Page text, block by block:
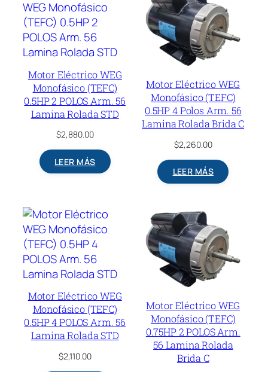
Motor Eléctrico WEG
Monofásico (TEFC)
0.5HP 2 POLOS Arm. 56
Lamina Rolada STD
$2,880.00
LEER MÁS
Motor Eléctrico WEG
Monofásico (TEFC)
0.5HP 4 Polos Arm. 56
Lamina Rolada Brida C
$2,260.00
LEER MÁS
Motor Eléctrico WEG
Monofásico (TEFC)
0.5HP 4 POLOS Arm. 56
Lamina Rolada STD
$2,110.00
Motor Eléctrico WEG
Monofásico (TEFC)
0.75HP 2 POLOS Arm.
56 Lamina Rolada
Brida C